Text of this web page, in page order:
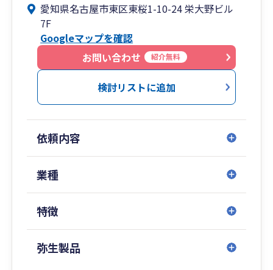
スまで、お客様に適したコースで、税理士が企業
経営を成長と安定継続に導きます。
業務改善のため税理士の変更をご検討の場合もお
気軽にご相談ください。
愛知県名古屋市東区東桜1-10-24 栄大野ビル
7F
Googleマップを確認
お問い合わせ
紹介無料
検討リストに追加
依頼内容
業種
特徴
弥生製品